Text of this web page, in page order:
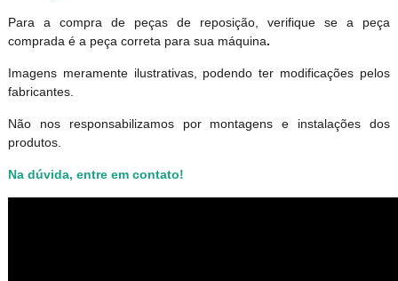
Para a compra de peças de reposição, verifique se a peça
comprada é a peça correta para sua máquina.
Imagens meramente ilustrativas, podendo ter modificações pelos
fabricantes.
Não nos responsabilizamos por montagens e instalações dos
produtos.
Na dúvida, entre em contato!